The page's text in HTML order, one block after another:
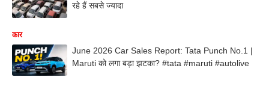
रहे हैं सबसे ज्यादा
कार
June 2026 Car Sales Report: Tata Punch No.1 |
Maruti को लगा बड़ा झटका? #tata #maruti #autolive